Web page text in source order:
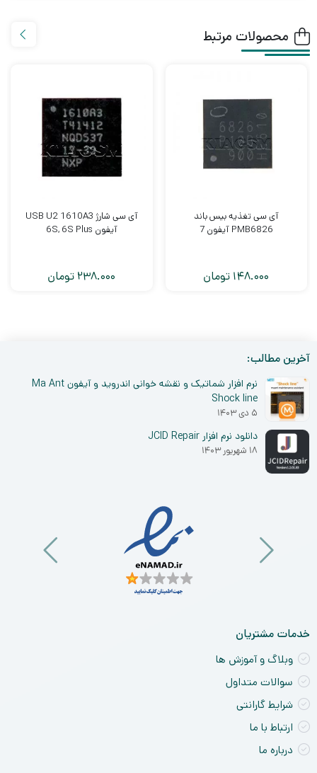
محصولات مرتبط
آی سی تغذیه بیس باند
PMB6826 آیفون 7
148.000 تومان
آی سی شارژ USB U2 1610A3
آیفون 6S, 6S Plus
238.000 تومان
آخرین مطالب:
نرم افزار شماتیک و نقشه خوانی اندروید و آیفون Ma Ant
Shock line
۵ دی ۱۴۰۳
دانلود نرم افزار JCID Repair
۱۸ شهریور ۱۴۰۳
خدمات مشتریان
وبلاگ و آموزش ها
سوالات متداول
شرایط گارانتی
ارتباط با ما
درباره ما